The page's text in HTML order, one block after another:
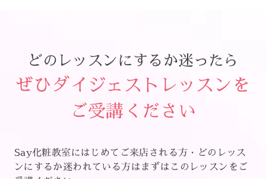
どのレッスンにするか迷ったら
ぜひダイジェストレッスンを
ご受講ください
Say化粧教室にはじめてご来店される方・どのレッス
ンにするか迷われている方はまずはこのレッスンをご